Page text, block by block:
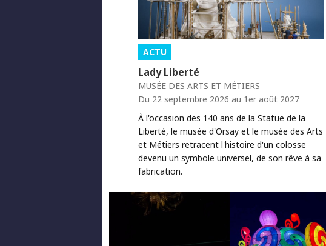
ACTU
Lady Liberté
MUSÉE DES ARTS ET MÉTIERS
Du 22 septembre 2026 au 1er août 2027
À l'occasion des 140 ans de la Statue de la
Liberté, le musée d'Orsay et le musée des Arts
et Métiers retracent l'histoire d'un colosse
devenu un symbole universel, de son rêve à sa
fabrication.